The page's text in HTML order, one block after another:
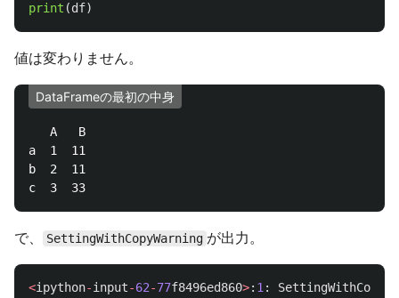
print (df)
値は変わりません。
DataFrameの最初の中身
   A   B
a  1  11
b  2  11
で、 SettingWithCopyWarning が出力。
<ipython-input-62-77f8496ed860>: 1 :